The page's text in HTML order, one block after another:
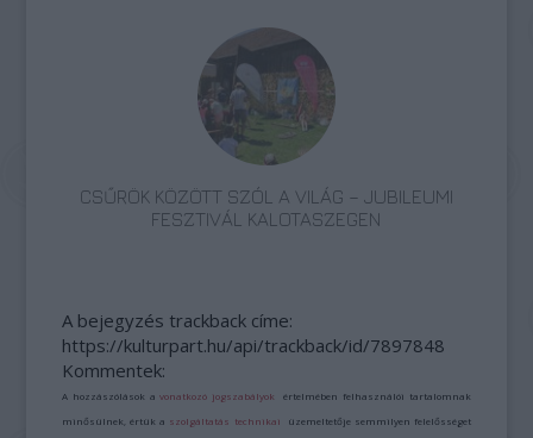
CSŰRÖK KÖZÖTT SZÓL A VILÁG – JUBILEUMI
FESZTIVÁL KALOTASZEGEN
A bejegyzés trackback címe:
https://kulturpart.hu/api/trackback/id/7897848
Kommentek:
A hozzászólások avonatkozó jogszabályok értelmében felhasználói tartalomnak
minősülnek, értük a szolgáltatás technikai üzemeltetője semmilyen felelősséget